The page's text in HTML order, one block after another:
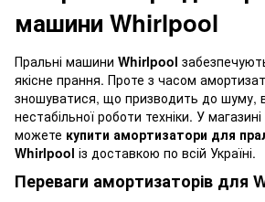
машини Whirlpool
Пральні машини Whirlpool
якісне прання. Проте з часом
зношуватися, що призводить до шуму,
нестабільної роботи техніки. У
можете купити амортизатори для
Whirlpool із доставкою по всій Україні.
Переваги амортизаторів для